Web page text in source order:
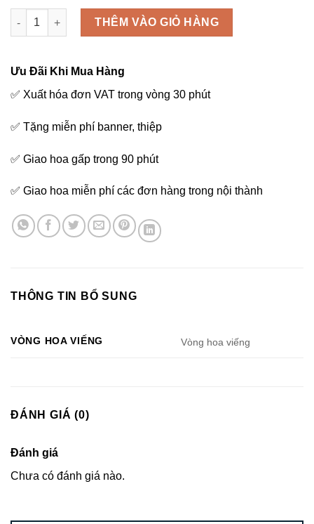
Hoa viếng - C90 số lượng
THÊM VÀO GIỎ HÀNG
Ưu Đãi Khi Mua Hàng
✅ Xuất hóa đơn VAT trong vòng 30 phút
✅ Tặng miễn phí banner, thiệp
✅ Giao hoa gấp trong 90 phút
✅ Giao hoa miễn phí các đơn hàng trong nội thành
THÔNG TIN BỔ SUNG
VÒNG HOA VIẾNG Vòng hoa viếng
ĐÁNH GIÁ (0)
Đánh giá
Chưa có đánh giá nào.